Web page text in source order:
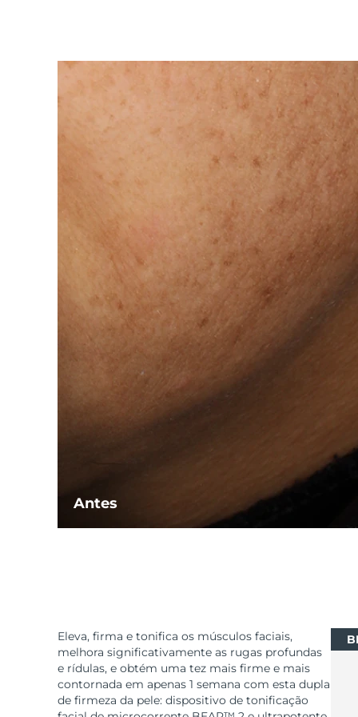
Antes
Eleva, firma e tonifica os músculos faciais,
melhora significativamente as rugas profundas
e rídulas, e obtém uma tez mais firme e mais
contornada em apenas 1 semana com esta dupla
de firmeza da pele: dispositivo de tonificação